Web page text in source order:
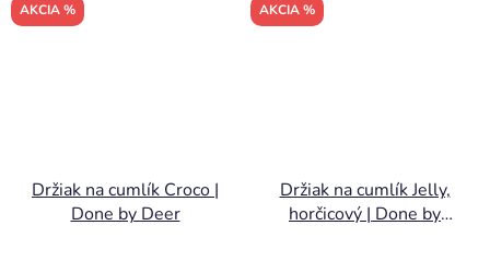
AKCIA %
Držiak na cumlík Croco |
Done by Deer
AKCIA %
Držiak na cumlík Jelly,
horčicový | Done by